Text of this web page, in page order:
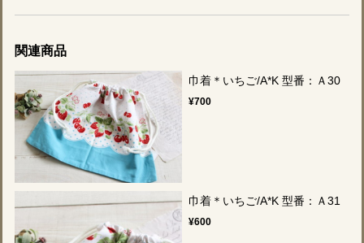
関連商品
巾着＊いちご/A*K 型番：Ａ30
¥700
巾着＊いちご/A*K 型番：Ａ31
¥600